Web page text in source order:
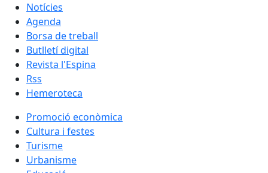
Notícies
Agenda
Borsa de treball
Butlletí digital
Revista l'Espina
Rss
Hemeroteca
Promoció econòmica
Cultura i festes
Turisme
Urbanisme